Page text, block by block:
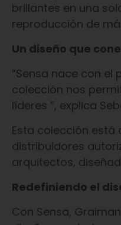
brillantes en una
reproducción de
Un diseño que
“Sensa nace con
colección nos
líderes ”, explica
Esta colección está
distribuidores
arquitectos,
Redefiniendo el
Con Sensa,